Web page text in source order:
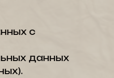
с
данных